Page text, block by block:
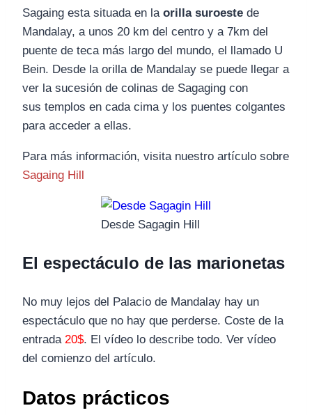
Sagaing esta situada en la orilla suroeste de
Mandalay, a unos 20 km del centro y a 7km del
puente de teca más largo del mundo, el llamado U
Bein. Desde la orilla de Mandalay se puede llegar a
ver la sucesión de colinas de Sagaging con
sus templos en cada cima y los puentes colgantes
para acceder a ellas.
Para más información, visita nuestro artículo sobre
Sagaing Hill
Desde Sagagin Hill
El espectáculo de las marionetas
No muy lejos del Palacio de Mandalay hay un
espectáculo que no hay que perderse. Coste de la
entrada 20$. El vídeo lo describe todo. Ver vídeo
del comienzo del artículo.
Datos prácticos